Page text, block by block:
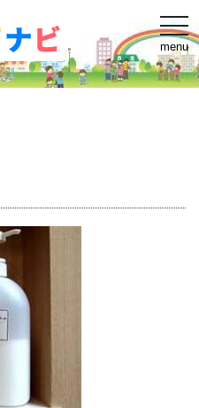
t
o
g
g
l
e
o
menu